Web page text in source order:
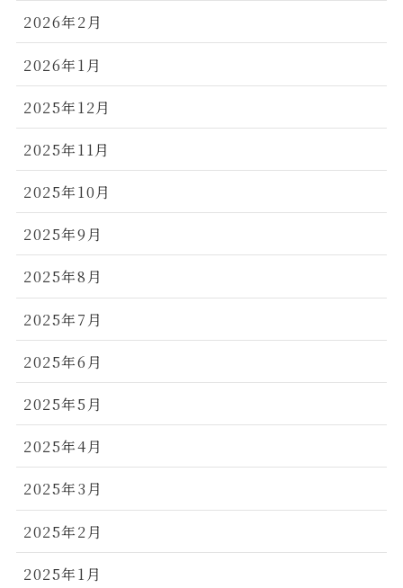
2026年2月
2026年1月
2025年12月
2025年11月
2025年10月
2025年9月
2025年8月
2025年7月
2025年6月
2025年5月
2025年4月
2025年3月
2025年2月
2025年1月